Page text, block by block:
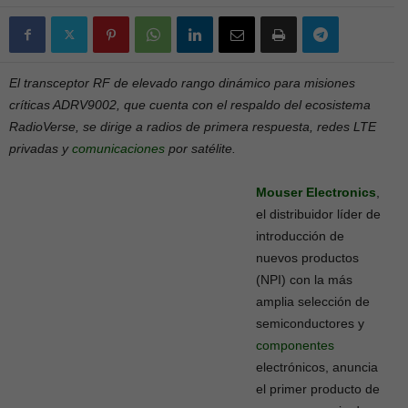
El transceptor RF de elevado rango dinámico para misiones
críticas ADRV9002, que cuenta con el respaldo del ecosistema
RadioVerse, se dirige a radios de primera respuesta, redes LTE
privadas ycomunicaciones por satélite.
Mouser Electronics
el distribuidor líder de
introducción de
nuevos productos
(NPI) con la más
amplia selección de
semiconductores y
componentes
electrónicos, anuncia
el primer producto de